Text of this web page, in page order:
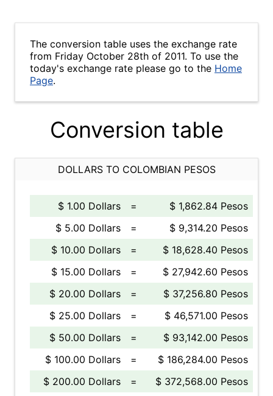
The conversion table uses the exchange rate
from Friday October 28th of 2011. To use the
today's exchange rate please go to the Home
Page.
Conversion table
DOLLARS TO COLOMBIAN PESOS
$ 1.00 Dollars =
$ 1,862.84 Pesos
$ 5.00 Dollars
=
$ 9,314.20 Pesos
$ 10.00 Dollars
=
$ 18,628.40 Pesos
$ 15.00 Dollars
=
$ 27,942.60 Pesos
$ 20.00 Dollars
=
$ 37,256.80 Pesos
$ 25.00 Dollars
=
$ 46,571.00 Pesos
$ 50.00 Dollars
=
$ 93,142.00 Pesos
$ 100.00 Dollars
=
$ 186,284.00 Pesos
$ 200.00 Dollars
=
$ 372,568.00 Pesos